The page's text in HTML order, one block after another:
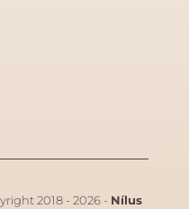
2018 - 2026 - Nílus